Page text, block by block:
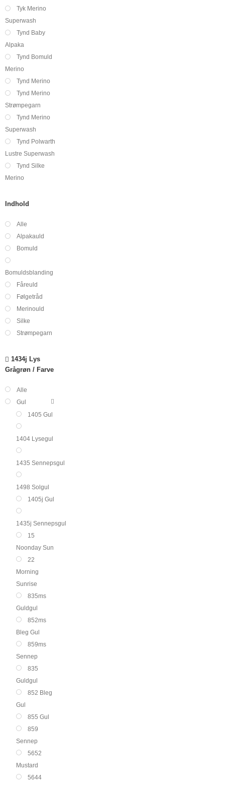
Tyk Merino
Superwash
Tynd Baby
Alpaka
Tynd Bomuld
Merino
Tynd Merino
Tynd Merino
Strømpegarn
Tynd Merino
Superwash
Tynd Polwarth
Lustre Superwash
Tynd Silke
Merino
Indhold
Alle
Alpakauld
Bomuld
Bomuldsblanding
Fåreuld
Følgetråd
Merinould
Silke
Strømpegarn
1434j Lys
Grågrøn
Farve
Alle
Gul
1405 Gul
1404 Lysegul
1435 Sennepsgul
1498 Solgul
1405j Gul
1435j Sennepsgul
15
Noonday Sun
22
Morning
Sunrise
835ms
Guldgul
852ms
Bleg Gul
859ms
Sennep
835
Guldgul
852 Bleg
Gul
855 Gul
859
Sennep
5652
Mustard
5644